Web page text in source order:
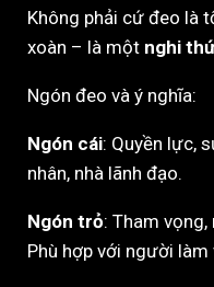
Không phải cứ đeo là
xoàn – là một nghi
Ngón đeo và ý nghĩa:
Ngón cái: Quyền lực,
nhân, nhà lãnh đạo.
Ngón trỏ: Tham
Phù hợp với người